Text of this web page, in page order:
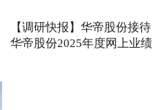
【调研快报】华帝股份接待
华帝股份2025年度网上业绩